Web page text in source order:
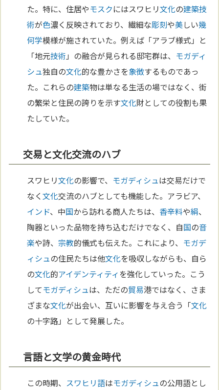
た。特に、住居やモスクにはスワヒリ文化の建築技
術が色濃く反映されており、繊細な彫刻や美しい幾
何学模様が施されていた。例えば「アラブ様式」と
「地元技術 」の融合が見られる邸宅群は、 モガディ
シュ独自の文化的な豊かさを象徴するものであっ
た。これらの建築物は単なる生活の場ではなく、街
の繁栄と住民の誇りを示す文化財としての役割も果
たしていた。
交易と文化交流のハブ
スワヒリ文化の影響で、 モガディシュは交易だけで
なく文化交流のハブとしても機能した。アラビア、
インド、中国から訪れる商人たちは、 香辛料や絹、
陶器といった品物を持ち込むだけでなく、自国の音
楽や詩、 宗教的儀式も伝えた。これにより、 モガデ
ィシュの住民たちは他文化を吸収しながらも、自ら
の文化的アイデンティティを強化していった。こう
してモガディシュは、ただの貿易港ではなく、さま
ざまな文化が出会い、互いに影響を与え合う「文化
の十字路」として発展した。
言語と文学の黄金時代
この時期、 スワヒリ語はモガディシュの公用語とし